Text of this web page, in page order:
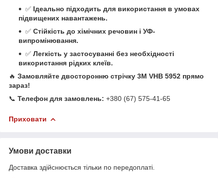
✅ Ідеально підходить для використання в умовах
підвищених навантажень.
✅ Стійкість до хімічних речовин і УФ-
випромінювання.
✅ Легкість у застосуванні без необхідності
використання рідких клеїв.
🔥 Замовляйте двосторонню стрічку 3М VHB 5952 прямо
зараз!
📞 Телефон для замовлень: +380 (67) 575-41-65
Приховати
Умови доставки
Доставка здійснюється тільки по передоплаті.